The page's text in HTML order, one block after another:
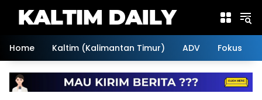
Home
Kaltim (Kalimantan Timur) ADV Fokus